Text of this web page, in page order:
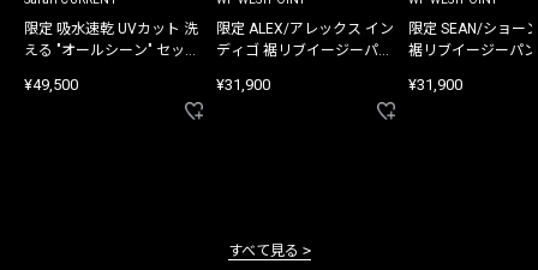
限定 吸水速乾 UVカット 洗
える "オールシーン" セット
¥49,500
限定 ALEX/アレックス イン
ディゴ 裾リブイージーパン
¥31,900
限定 SEAN/ショー
裾リブイージーパ
¥31,900
すべて見る